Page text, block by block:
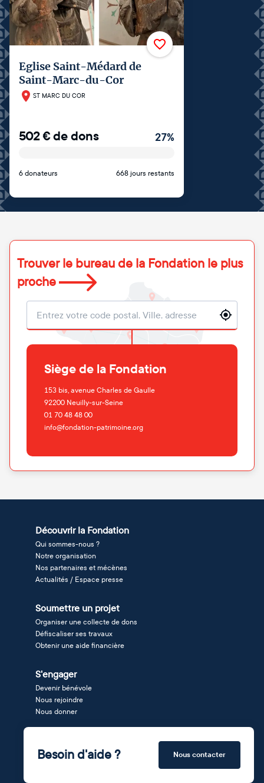
Eglise Saint-Médard de
Saint-Marc-du-Cor
ST MARC DU COR
502€de dons 27%
6 donateurs 668 jours restants
Trouver le bureau de la Fondation le plus
proche
Localisation
Siège de la Fondation
153 bis, avenue Charles de Gaulle
92200 Neuilly-sur-Seine
01 70 48 48 00
info@fondation-patrimoine.org
Découvrir la Fondation
Qui sommes-nous ?
Notre organisation
Nos partenaires et mécènes
Actualités / Espace presse
Soumettre un projet
Organiser une collecte de dons
Défiscaliser ses travaux
Obtenir une aide financière
S'engager
Devenir bénévole
Nous rejoindre
Nous donner
Besoin d'aide ? Nous contacter